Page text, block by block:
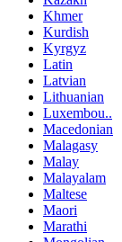
Khmer
Kurdish
Kyrgyz
Latin
Latvian
Lithuanian
Luxembou..
Macedonian
Malagasy
Malay
Malayalam
Maltese
Maori
Marathi